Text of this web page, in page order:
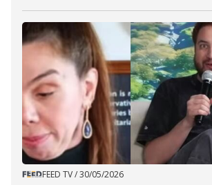
FEED TV/30/05/2026